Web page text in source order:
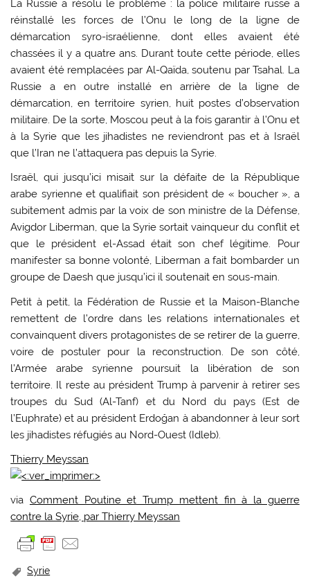
La Russie a résolu le problème : la police militaire russe a
réinstallé les forces de l’Onu le long de la ligne de
démarcation syro-israélienne, dont elles avaient été
chassées il y a quatre ans. Durant toute cette période, elles
avaient été remplacées par Al-Qaïda, soutenu par Tsahal. La
Russie a en outre installé en arrière de la ligne de
démarcation, en territoire syrien, huit postes d’observation
militaire. De la sorte, Moscou peut à la fois garantir à l’Onu et
à la Syrie que les jihadistes ne reviendront pas et à Israël
que l’Iran ne l’attaquera pas depuis la Syrie.
Israël, qui jusqu’ici misait sur la défaite de la République
arabe syrienne et qualifiait son président de « boucher », a
subitement admis par la voix de son ministre de la Défense,
Avigdor Liberman, que la Syrie sortait vainqueur du conflit et
que le président el-Assad était son chef légitime. Pour
manifester sa bonne volonté, Liberman a fait bombarder un
groupe de Daesh que jusqu’ici il soutenait en sous-main.
Petit à petit, la Fédération de Russie et la Maison-Blanche
remettent de l’ordre dans les relations internationales et
convainquent divers protagonistes de se retirer de la guerre,
voire de postuler pour la reconstruction. De son côté,
l’Armée arabe syrienne poursuit la libération de son
territoire. Il reste au président Trump à parvenir à retirer ses
troupes du Sud (Al-Tanf) et du Nord du pays (Est de
l’Euphrate) et au président Erdoğan à abandonner à leur sort
les jihadistes réfugiés au Nord-Ouest (Idleb).
Thierry Meyssan
via Comment Poutine et Trump mettent fin à la guerre
contre la Syrie, par Thierry Meyssan
Syrie